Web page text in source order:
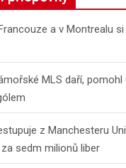
a v Montrealu
MLS daří, pomohl
z Manchesteru
sedm milionů liber